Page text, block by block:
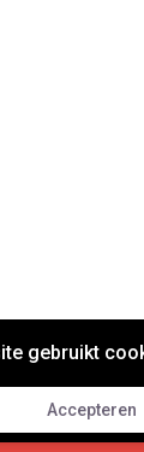
en privacy •
- 2026
Accepteren